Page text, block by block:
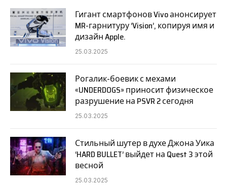
Гигант смартфонов Vivo анонсирует
MR-гарнитуру ‘Vision’, копируя имя и
дизайн Apple.
25.03.2025
Рогалик-боевик с мехами
«UNDERDOGS» приносит физическое
разрушение на PSVR 2 сегодня
25.03.2025
Стильный шутер в духе Джона Уика
‘HARD BULLET’ выйдет на Quest 3 этой
весной
25.03.2025